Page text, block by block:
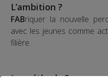
L’ambition ?
FABriquer la nouvelle
avec les jeunes comme
filière.